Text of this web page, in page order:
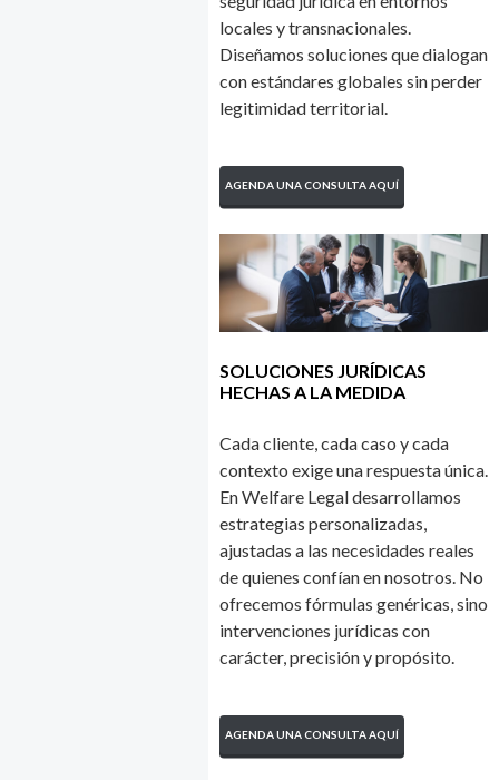
locales y transnacionales.
Diseñamos soluciones que dialogan
con estándares globales sin perder
legitimidad territorial.
AGENDA UNA CONSULTA AQUÍ
SOLUCIONES JURÍDICAS
HECHAS A LA MEDIDA
Cada cliente, cada caso y cada
contexto exige una respuesta única.
En Welfare Legal desarrollamos
estrategias personalizadas,
ajustadas a las necesidades reales
de quienes confían en nosotros. No
ofrecemos fórmulas genéricas, sino
intervenciones jurídicas con
carácter, precisión y propósito.
AGENDA UNA CONSULTA AQUÍ